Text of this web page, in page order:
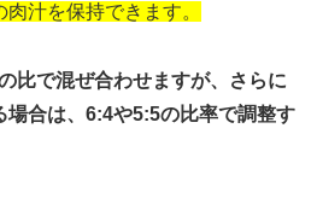
汁を保持できます。
比で混ぜ合わせますが、さらに
場合は、6:4や5:5の比率で調整す